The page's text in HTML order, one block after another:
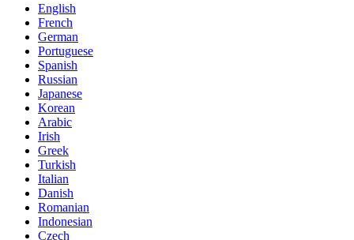
English
French
German
Portuguese
Spanish
Russian
Japanese
Korean
Arabic
Irish
Greek
Turkish
Italian
Danish
Romanian
Indonesian
Czech